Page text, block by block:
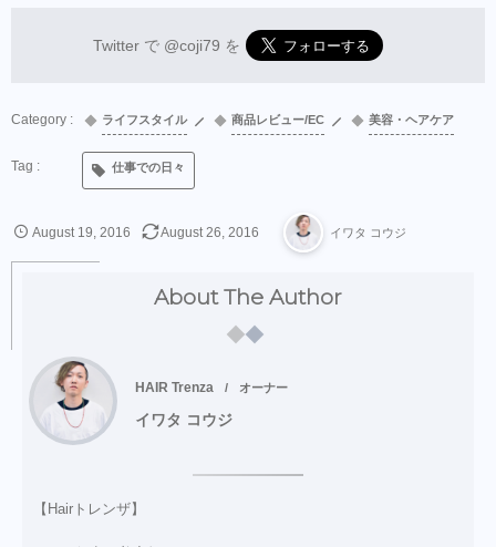
Twitter で @coji79 を
ライフスタイル 商品レビュー/EC 美容・ヘアケア
仕事での日々
August 19 2016 August 26 2016 イワタ コウジ
About The Author
HAIR Trenza オーナー
イワタ コウジ
【Hairトレンザ】